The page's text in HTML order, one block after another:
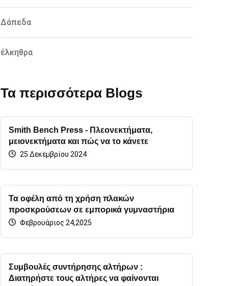
Δάπεδα
έλκηθρα
Τα περισσότερα Blogs
Smith Bench Press - Πλεονεκτήματα,
μειονεκτήματα και πώς να το κάνετε
25 Δεκεμβρίου 2024
Τα οφέλη από τη χρήση πλακών
προσκρούσεων σε εμπορικά γυμναστήρια
Φεβρουάριος 24,2025
Συμβουλές συντήρησης αλτήρων :
Διατηρήστε τους αλτήρες να φαίνονται